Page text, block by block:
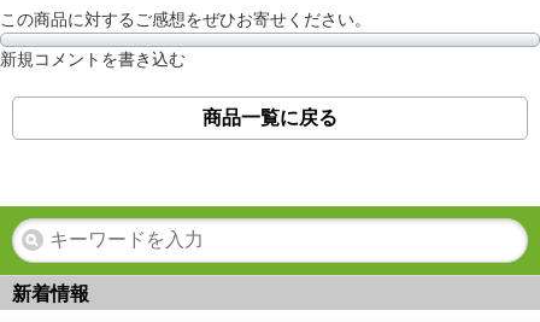
この商品に対するご感想をぜひお寄せください。
新規コメントを書き込む
商品一覧に戻る
新着情報